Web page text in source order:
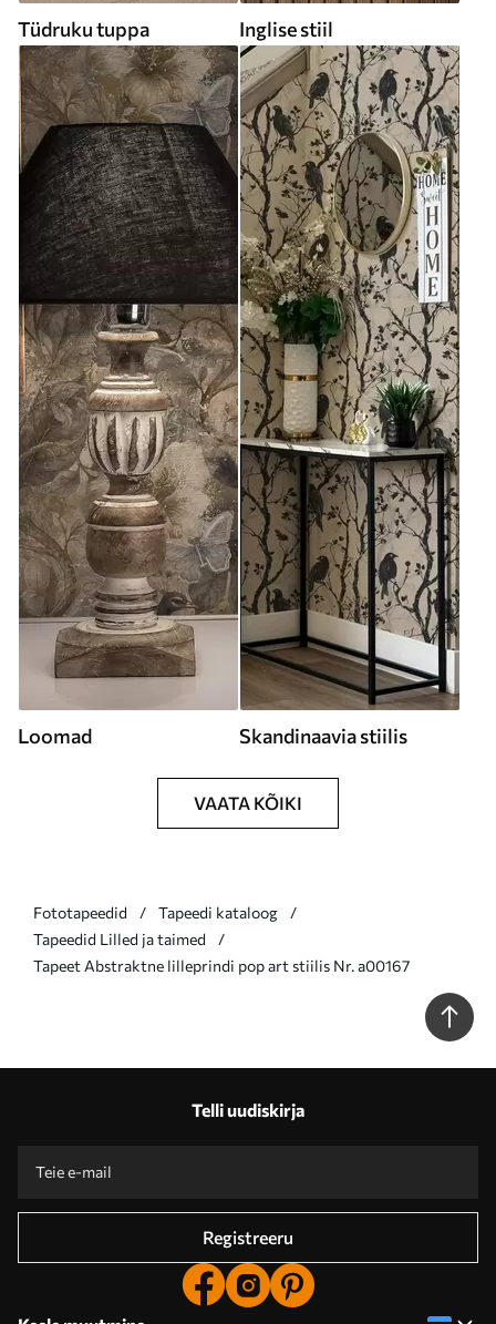
Tüdruku tuppa Inglise stiil
Loomad Skandinaavia stiilis
VAATA KÕIKI
Fototapeedid
Tapeedi kataloog
Tapeedid Lilled ja taimed
Tapeet Abstraktne lilleprindi pop art stiilis Nr. a00167
Telli uudiskirja
Registreeru